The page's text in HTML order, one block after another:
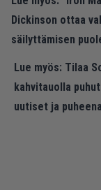
Dickinson ottaa
säilyttämisen
Lue myös: Tilaa
kahvitauolla
uutiset ja